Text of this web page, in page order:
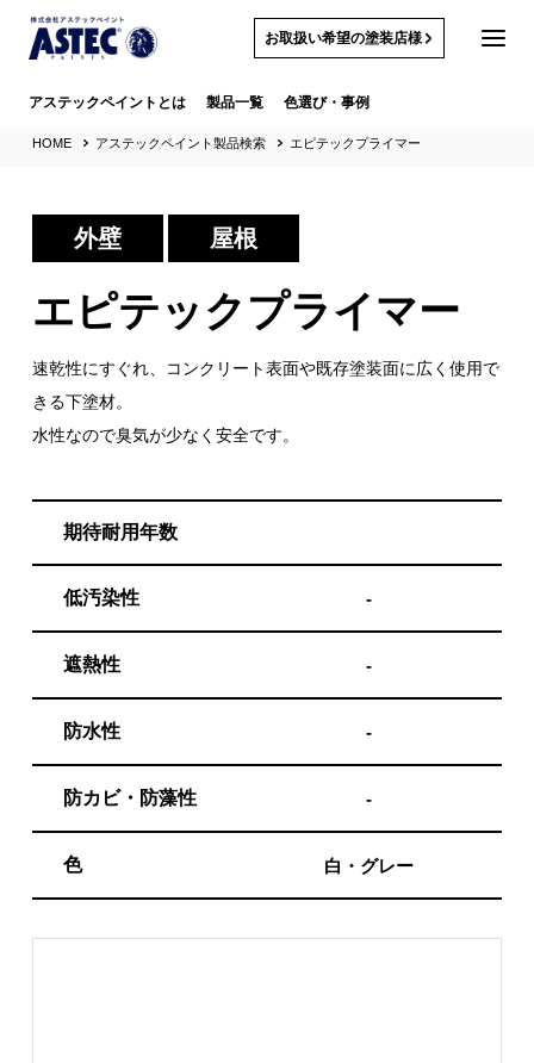
アステックペイントとは 製品一覧 色選び・事例
お取扱い希望の塗装店様
HOME アステックペイント製品検索 エピテックプライマー
外壁 屋根
エピテックプライマー
速乾性にすぐれ、コンクリート表面や既存塗装面に広く使用で
きる下塗材。
水性なので臭気が少なく安全です。
期待耐用年数
低汚染性 -
遮熱性 -
防水性 -
防カビ・防藻性 -
色 白・グレー